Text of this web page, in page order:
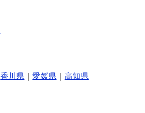
香川県 ｜愛媛県 高知県